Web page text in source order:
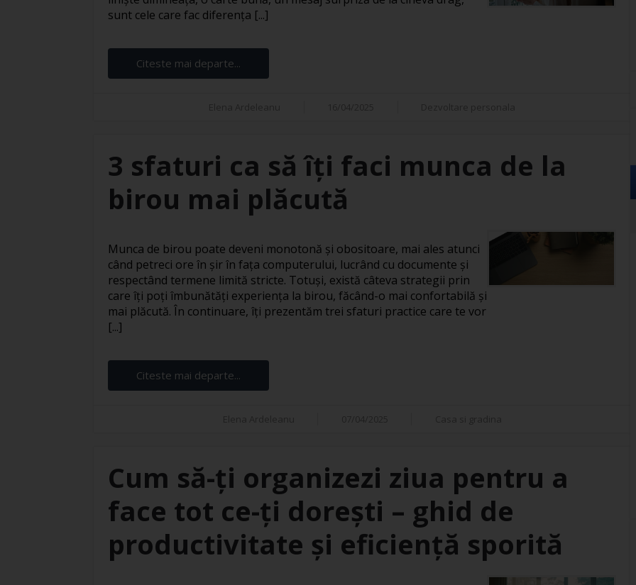
sunt cele care fac diferența [...]
Citeste mai departe...
3 sfaturi ca să îți faci munca de la
birou mai plăcută
Munca de birou poate deveni monotonă și obositoare, mai ales atunci
când petreci ore în șir în fața computerului, lucrând cu documente și
respectând termene limită stricte. Totuși, există câteva strategii prin
care îți poți îmbunătăți experiența la birou, făcând-o mai confortabilă și
mai plăcută. În continuare, îți prezentăm trei sfaturi practice care te vor
[...]
Citeste mai departe...
Cum să-ți organizezi ziua pentru a
face tot ce-ți dorești – ghid de
productivitate și eficiență sporită